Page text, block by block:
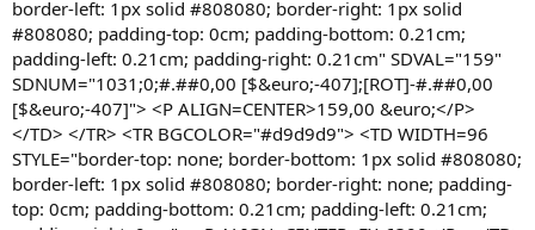
border-left: 1px solid #808080; border-right: 1px solid
#808080; padding-top: 0cm; padding-bottom: 0.21cm;
padding-left: 0.21cm; padding-right: 0.21cm" SDVAL="159"
SDNUM="1031;0;#.##0,00 [$&euro;-407];[ROT]-#.##0,00
[$&euro;-407]"> <P ALIGN=CENTER>159,00 &euro;</P>
</TD> </TR> <TR BGCOLOR="#d9d9d9"> <TD WIDTH=96
STYLE="border-top: none; border-bottom: 1px solid #808080;
border-left: 1px solid #808080; border-right: none; padding-
top: 0cm; padding-bottom: 0.21cm; padding-left: 0.21cm;